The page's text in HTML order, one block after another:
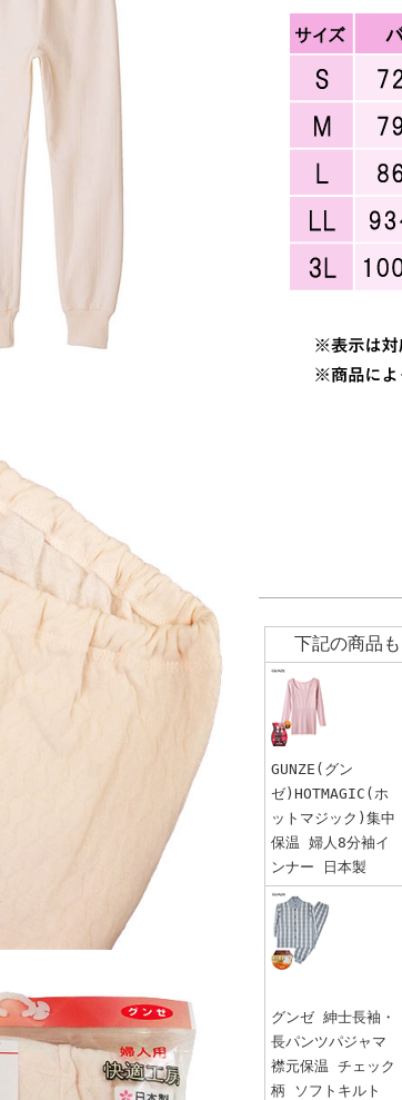
下記の商品
GUNZE(グン
ゼ)HOTMAGIC(ホ
ットマジック)集中
保温 婦人8分袖イ
ンナー 日本製
グンゼ 紳士長袖・
長パンツパジャマ
襟元保温 チェック
柄 ソフトキルト